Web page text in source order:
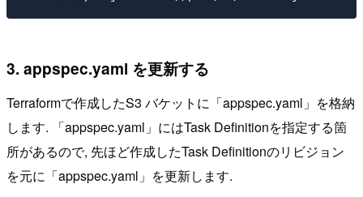
3. appspec.yaml を更新する
Terraformで作成したS3 バケットに「appspec.yaml」を格納
します. 「appspec.yaml」にはTask Definitionを指定する箇
所があるので, 先ほど作成したTask Definitionのリビジョン
を元に「appspec.yaml」を更新します.